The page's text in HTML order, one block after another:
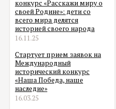
конкурс «Расскажи миру о
своей Родине»: дети со
всего мира делятся
историей своего народа
16.11.25
Стартует прием заявок на
Международный
исторический конкурс
«Наша Победа, наше
наследие»
16.03.25